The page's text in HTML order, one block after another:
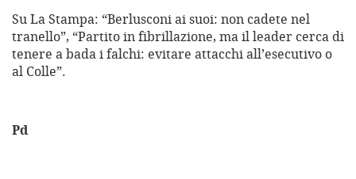
Su La Stampa: “Berlusconi ai suoi: non cadete nel
tranello”, “Partito in fibrillazione, ma il leader cerca di
tenere a bada i falchi: evitare attacchi all’esecutivo o
al Colle”.
Pd